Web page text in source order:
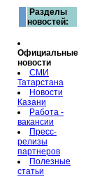
Разделы
новостей:
Официальные
новости
СМИ
Татарстана
Новости
Казани
Работа -
вакансии
Пресс-
релизы
партнеров
Полезные
статьи